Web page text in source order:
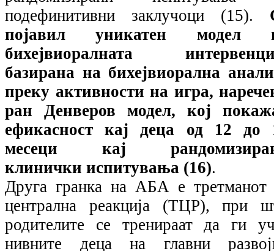
подефинитивни заклучоци (15).
појавил уникатен модел
бихејвиоралната
базирана на бихејвиорална
преку активности на игра,
ран Денверов модел, кој
ефикасност кај деца од 12 до
месеци кај
клинички испитувања (16).
Друга гранка на АБА е третманот
централна реакција (ТЦР), при
родителите се тренираат да ги
нивните деца на главни